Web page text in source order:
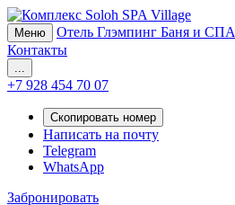
Меню Отель Глэмпинг Баня и СПА
Контакты
...
+7 928 454 70 07
Скопировать номер
Написать на почту
Telegram
WhatsApp
Забронировать